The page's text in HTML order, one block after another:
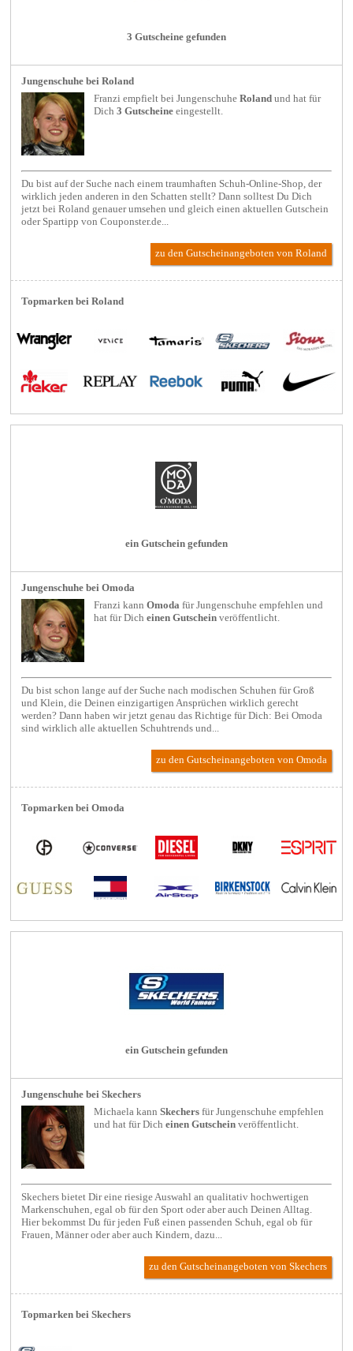
3 Gutscheine gefunden
Jungenschuhe bei Roland
Franzi empfielt beiJungenschuhe Roland und hat für
Dich3 Gutscheine eingestellt.
Du bist auf der Suche nach einem traumhaften Schuh-Online-Shop, der
wirklich jeden anderen in den Schatten stellt? Dann solltest Du Dich
jetzt bei Roland genauer umsehen und gleich einen aktuellen Gutschein
oder Spartipp von Couponster.de...
zu den Gutscheinangeboten von Roland
Topmarken bei Roland
ein Gutschein gefunden
Jungenschuhe bei Omoda
Franzi kannOmoda fürJungenschuhe empfehlen und
hat für Dicheinen Gutschein veröffentlicht.
Du bist schon lange auf der Suche nach modischen Schuhen für Groß
und Klein, die Deinen einzigartigen Ansprüchen wirklich gerecht
werden? Dann haben wir jetzt genau das Richtige für Dich: Bei Omoda
sind wirklich alle aktuellen Schuhtrends und...
zu den Gutscheinangeboten von Omoda
Topmarken bei Omoda
ein Gutschein gefunden
Jungenschuhe bei Skechers
Michaela kannSkechers fürJungenschuhe empfehlen
und hat für Dicheinen Gutschein veröffentlicht.
Skechers bietet Dir eine riesige Auswahl an qualitativ hochwertigen
Markenschuhen, egal ob für den Sport oder aber auch Deinen Alltag.
Hier bekommst Du für jeden Fuß einen passenden Schuh, egal ob für
Frauen, Männer oder aber auch Kindern, dazu...
zu den Gutscheinangeboten von Skechers
Topmarken bei Skechers